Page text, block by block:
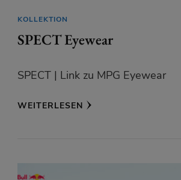
KOLLEKTION
SPECT Eyewear
SPECT | Link zu MPG Eyewear
WEITERLESEN